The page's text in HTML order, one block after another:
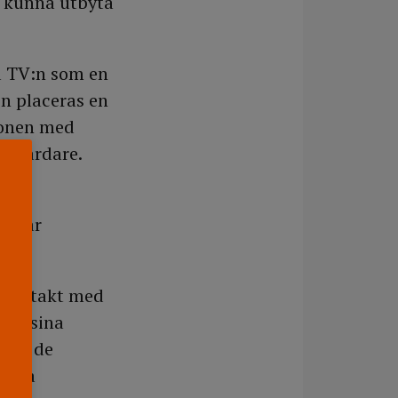
som en
placeras en
med
Vår
med
sina
de